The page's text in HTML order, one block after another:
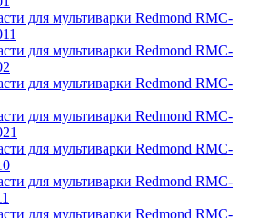
для мультиварки Redmond RMC-
для мультиварки Redmond RMC-
для мультиварки Redmond RMC-
для мультиварки Redmond RMC-
для мультиварки Redmond RMC-
для мультиварки Redmond RMC-
для мультиварки Redmond RMC-